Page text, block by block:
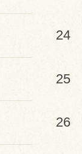
24
25
26